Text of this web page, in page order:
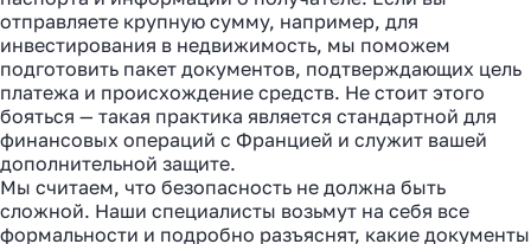
отправляете крупную сумму, например, для
инвестирования в недвижимость, мы поможем
подготовить пакет документов, подтверждающих цель
платежа и происхождение средств. Не стоит этого
бояться — такая практика является стандартной для
финансовых операций с Францией и служит вашей
дополнительной защите.
Мы считаем, что безопасность не должна быть
сложной. Наши специалисты возьмут на себя все
формальности и подробно разъяснят, какие документы